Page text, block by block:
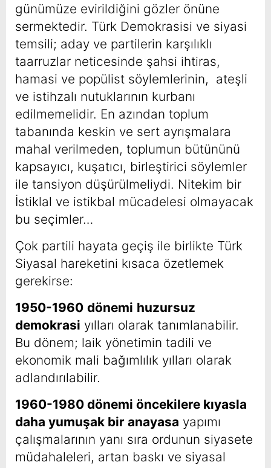
günümüze evirildiğini gözler önüne
sermektedir. Türk Demokrasisi ve siyasi
temsili; aday ve partilerin karşılıklı
taarruzlar neticesinde şahsi ihtiras,
hamasi ve popülist söylemlerinin, ateşli
ve istihzalı nutuklarının kurbanı
edilmemelidir. En azından toplum
tabanında keskin ve sert ayrışmalara
mahal verilmeden, toplumun bütününü
kapsayıcı, kuşatıcı, birleştirici söylemler
ile tansiyon düşürülmeliydi. Nitekim bir
İstiklal ve istikbal mücadelesi olmayacak
bu seçimler…
Çok partili hayata geçiş ile birlikte Türk
Siyasal hareketini kısaca özetlemek
gerekirse:
1950-1960 dönemi huzursuz
demokrasi yılları olarak tanımlanabilir.
Bu dönem; laik yönetimin tadili ve
ekonomik mali bağımlılık yılları olarak
adlandırılabilir.
1960-1980 dönemi öncekilere kıyasla
daha yumuşak bir anayasa yapımı
çalışmalarının yanı sıra ordunun siyasete
müdahaleleri, artan baskı ve siyasal